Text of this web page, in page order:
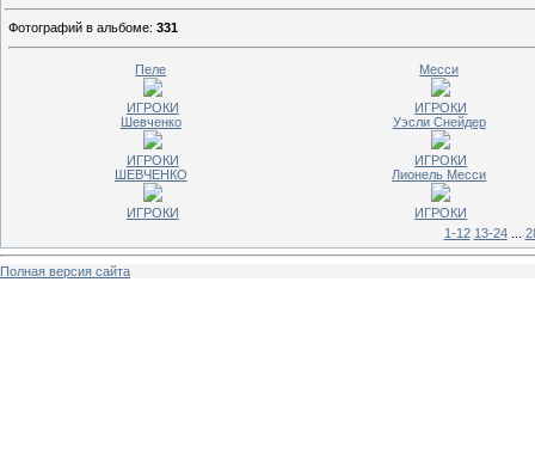
Фотографий в альбоме: 331
Пеле
ИГРОКИ
Месси
ИГРОКИ
Шевченко
ИГРОКИ
Уэсли Снейдер
ИГРОКИ
ШЕВЧЕНКО
ИГРОКИ
Лионель Месси
ИГРОКИ
1-12 13-24
Полная версия сайта